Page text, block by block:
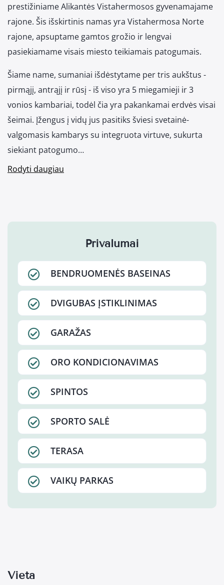
prestižiniame Alikantės Vistahermosos gyvenamajame
rajone. Šis išskirtinis namas yra Vistahermosa Norte
rajone, apsuptame gamtos grožio ir lengvai
pasiekiamame visais miesto teikiamais patogumais.
Šiame name, sumaniai išdėstytame per tris aukštus -
pirmąjį, antrąjį ir rūsį - iš viso yra 5 miegamieji ir 3
vonios kambariai, todėl čia yra pakankamai erdvės visai
šeimai. Įžengus į vidų jus pasitiks šviesi svetainė-
valgomasis kambarys su integruota virtuve, sukurta
siekiant patogumo…
Rodyti daugiau
Privalumai
BENDRUOMENĖS BASEINAS
DVIGUBAS ĮSTIKLINIMAS
GARAŽAS
ORO KONDICIONAVIMAS
SPINTOS
SPORTO SALĖ
TERASA
VAIKŲ PARKAS
Vieta